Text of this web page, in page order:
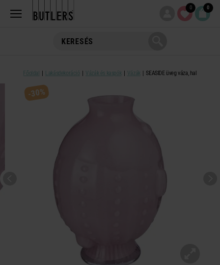
0 0
Főoldal Lakásdekoráció Vázák és kaspók Vázák SEASIDE üveg váza, hal
-30%